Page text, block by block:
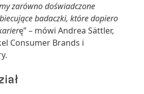
zarówno doświadczone
badaczki, które dopiero
ę” – mówi Andrea Sättler,
Consumer Brands i